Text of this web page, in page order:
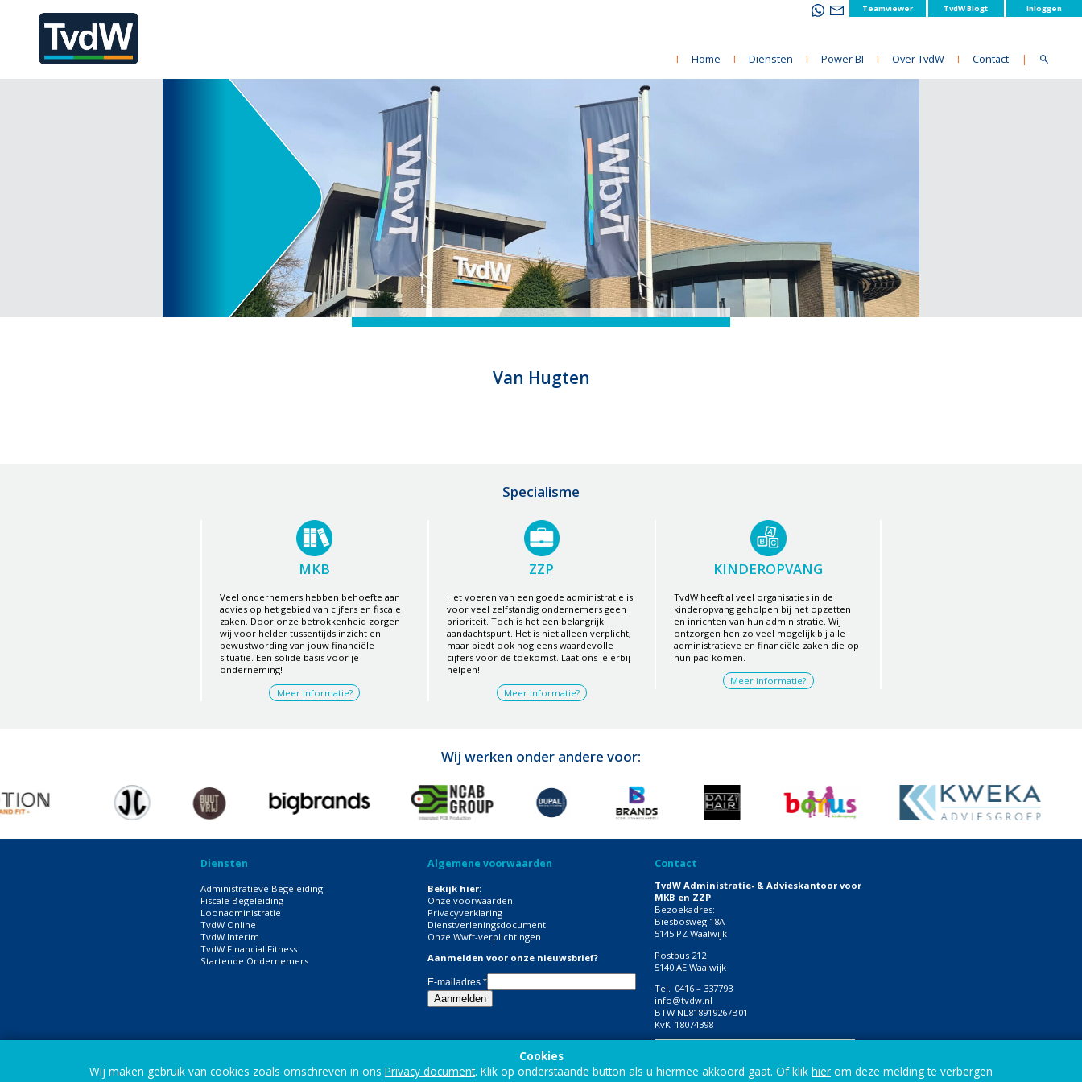
Teamviewer TvdW Blogt Inloggen
I Home I Diensten I Power BI I Over TvdW I Contact |
Van Hugten
Specialisme
MKB
Veel ondernemers hebben behoefte aan
advies op het gebied van cijfers en fiscale
zaken. Door onze betrokkenheid zorgen
wij voor helder tussentijds inzicht en
bewustwording van jouw financiële
situatie. Een solide basis voor je
onderneming!
Meer informatie?
ZZP
Het voeren van een goede administratie is
voor veel zelfstandig ondernemers geen
prioriteit. Toch is het een belangrijk
aandachtspunt. Het is niet alleen verplicht,
maar biedt ook nog eens waardevolle
cijfers voor de toekomst. Laat ons je erbij
helpen!
Meer informatie?
KINDEROPVANG
TvdW heeft al veel organisaties in de
kinderopvang geholpen bij het opzetten
en inrichten van hun administratie. Wij
ontzorgen hen zo veel mogelijk bij alle
administratieve en financiële zaken die op
hun pad komen.
Meer informatie?
Wij werken onder andere voor:
Diensten
Administratieve Begeleiding
Fiscale Begeleiding
Loonadministratie
TvdW Online
TvdW Interim
TvdW Financial Fitness
Startende Ondernemers
Algemene voorwaarden
Bekijk hier:
Onze voorwaarden
Privacyverklaring
Dienstverleningsdocument
Onze Wwft-verplichtingen
Aanmelden voor onze nieuwsbrief?
E-mailadres *
Contact
TvdW Administratie- & Advieskantoor voor
MKB en ZZP
Bezoekadres:
Biesbosweg 18A
5145 PZ Waalwijk
Postbus 212
5140 AE Waalwijk
Tel.
0416 – 337793
info@tvdw.nl
BTW NL818919267B01
KvK 18074398
Cookies
Wij maken gebruik van cookies zoals omschreven in ons Privacy document. Klik op onderstaande button als u hiermee akkoord gaat. Of klik hier om deze melding te verbergen